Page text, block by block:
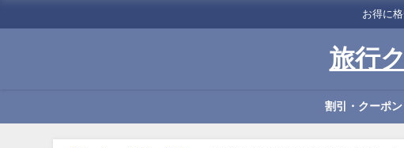
お得に
旅行
割引・クーポン